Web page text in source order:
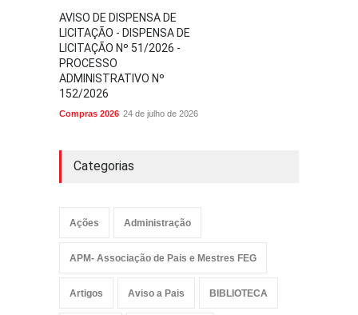
AVISO DE DISPENSA DE
LICITAÇÃO - DISPENSA DE
LICITAÇÃO Nº 51/2026 -
PROCESSO
ADMINISTRATIVO Nº
152/2026
Compras 2026 24 de julho de 2026
Categorias
Ações Administração
APM- Associação de Pais e Mestres FEG
Artigos Aviso a Pais BIBLIOTECA